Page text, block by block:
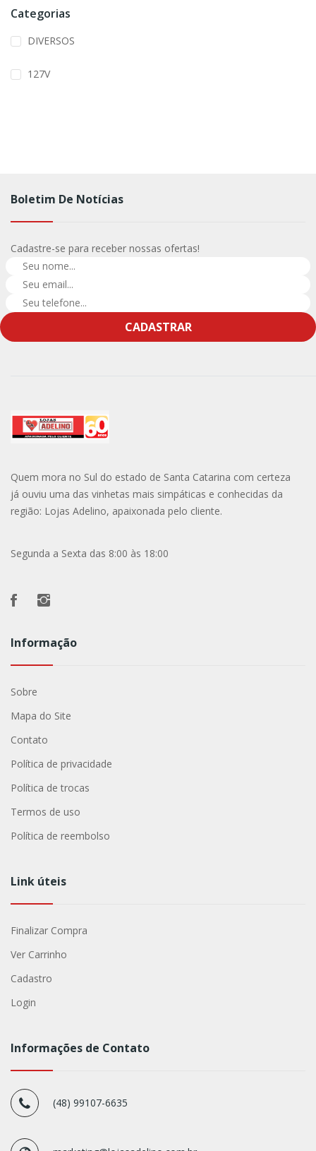
Categorias
DIVERSOS
127V
Boletim De Notícias
Cadastre-se para receber nossas ofertas!
CADASTRAR
Quem mora no Sul do estado de Santa Catarina com certeza
já ouviu uma das vinhetas mais simpáticas e conhecidas da
região: Lojas Adelino, apaixonada pelo cliente.
Segunda a Sexta das 8:00 às 18:00
Informação
Sobre
Mapa do Site
Contato
Política de privacidade
Política de trocas
Termos de uso
Política de reembolso
Link úteis
Finalizar Compra
Ver Carrinho
Cadastro
Login
Informações de Contato
(48) 99107-6635